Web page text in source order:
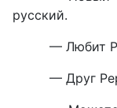
русский.
— Любит
— Друг